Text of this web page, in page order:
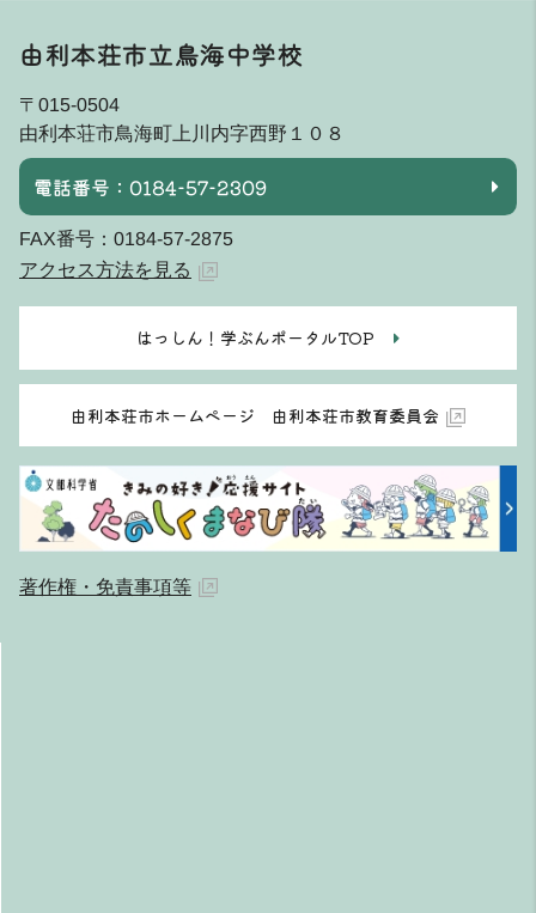
由利本荘市立鳥海中学校
〒015-0504
由利本荘市鳥海町上川内字西野１０８
電話番号：0184-57-2309
FAX番号：0184-57-2875
アクセス方法を見る
はっしん！学ぶんポータルTOP
由利本荘市ホームページ 由利本荘市教育委員会
著作権・免責事項等